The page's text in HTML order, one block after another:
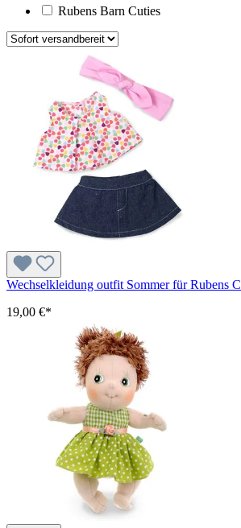
Rubens Barn Cuties
Wechselkleidung outfit Sommer für Rubens
19,00 €*